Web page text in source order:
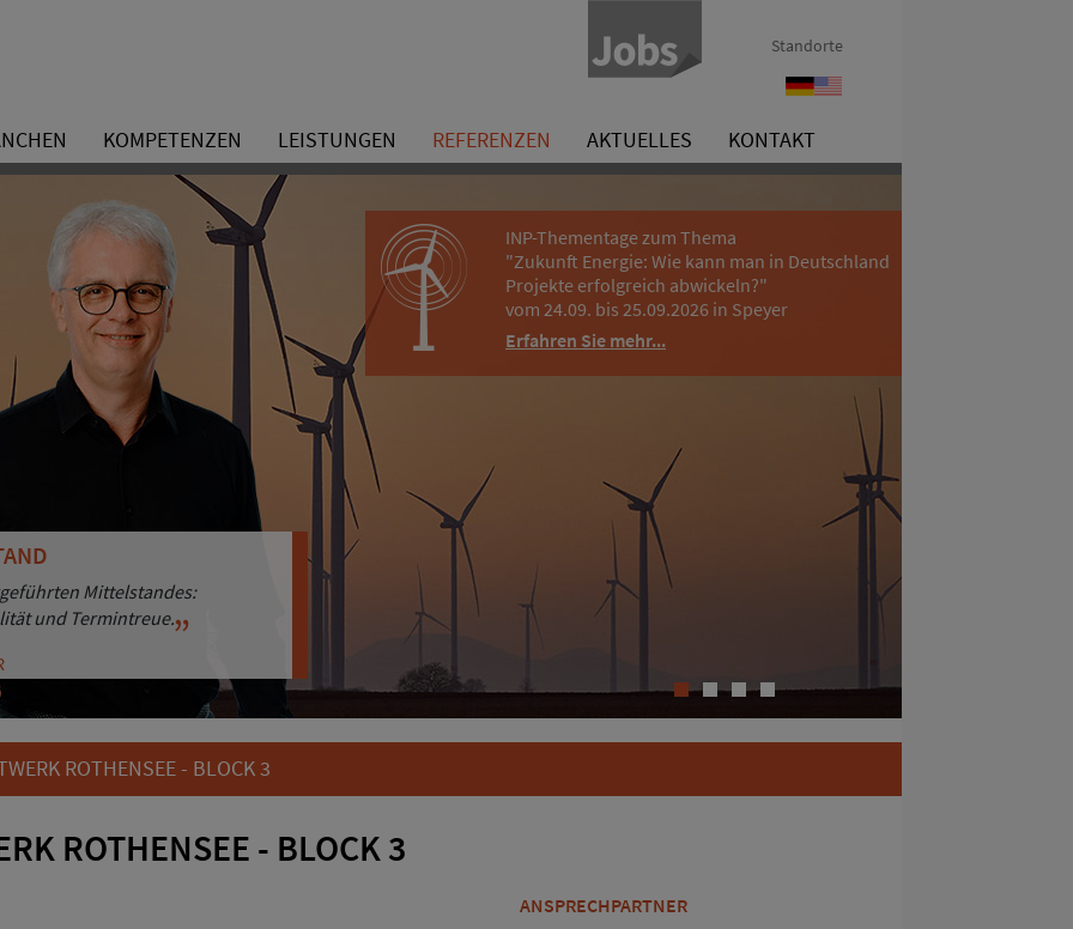
Standorte
KOMPETENZEN LEISTUNGEN REFERENZEN AKTUELLES KONTAKT
Referenzen
References
INP-Thementage zum Thema
"Zukunft Energie: Wie kann man in Deutschland
Projekte erfolgreich abwickeln?"
vom 24.09. bis 25.09.2026 in Speyer
Erfahren Sie mehr...
Mittelstandes:
und Termintreue.
punkten wir bei unseren
1
2 3 4
ROTHENSEE - BLOCK 3
ROTHENSEE - BLOCK 3
ANSPRECHPARTNER